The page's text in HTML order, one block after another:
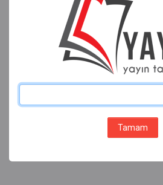
Tamam